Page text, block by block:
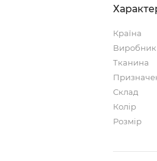
Країна
Виробник
Тканина
Склад
Колір
Розмір